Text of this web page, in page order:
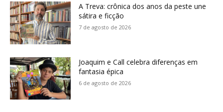
A Treva: crônica dos anos da peste une
sátira e ficção
7 de agosto de 2026
Joaquim e Call celebra diferenças em
fantasia épica
6 de agosto de 2026